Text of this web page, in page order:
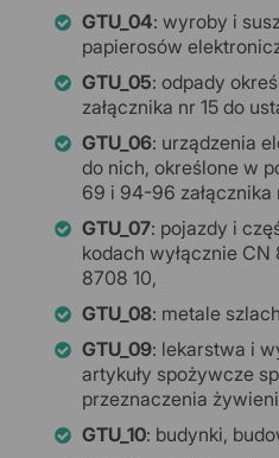
GTU_04: wyroby i
papierosów
GTU_05: odpady
załącznika nr 15 do
GTU_06: urządzenia
do nich, określone w
69 i 94-96 załącznika
GTU_07: pojazdy i
kodach wyłącznie
8708 10,
GTU_08: metale
GTU_09: lekarstwa i
artykuły spożywcze
przeznaczenia
GTU_10: budynki,